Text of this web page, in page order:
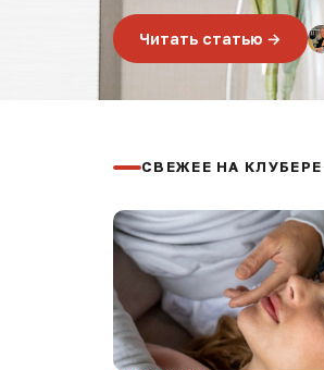
Читать статью →
СВЕЖЕЕ НА КЛУБЕРЕ